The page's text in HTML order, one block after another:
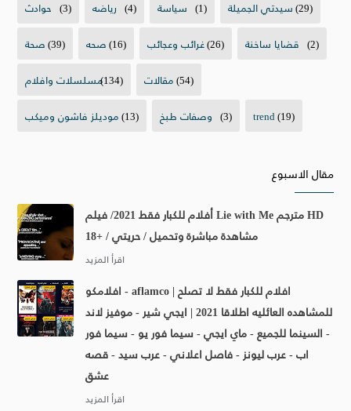
حوادث (3) رياضه (4) سياسة (1) سيدتي الجميلة(29)
صحة(39) صحه(16) غرائب وعجائب(26) قضايا ساخنة (2)
مسلسلات وافلام(134) مقالات(54)
موديلز فاشون وميكب(13) وصفات طبخ (3) trend(19)
مقال الاسبوع
أفلام للكبار فقط 2021/ فيلم Lie with Me مترجم HD
مشاهدة مباشرة وتحميل / حريتي / +18
افلامكو - aflamco | افلام للكبار فقط لا تصلح
للمشاهده العائليه اطلاقا 2021 | ايجي شير - موفيز لاند
- السينما للجميع - ماي ايجي - سيما فور يو - سيما فور
اب - عرب ليونز - فاصل اعلاني - عرب سيد - قصه
عشق